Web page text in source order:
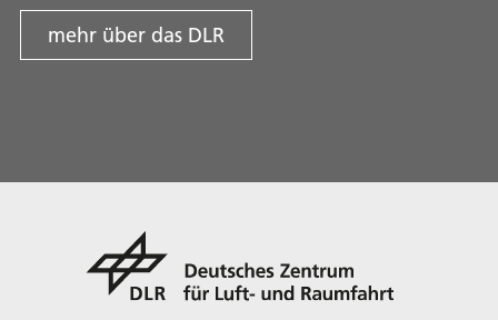
mehr über das DLR